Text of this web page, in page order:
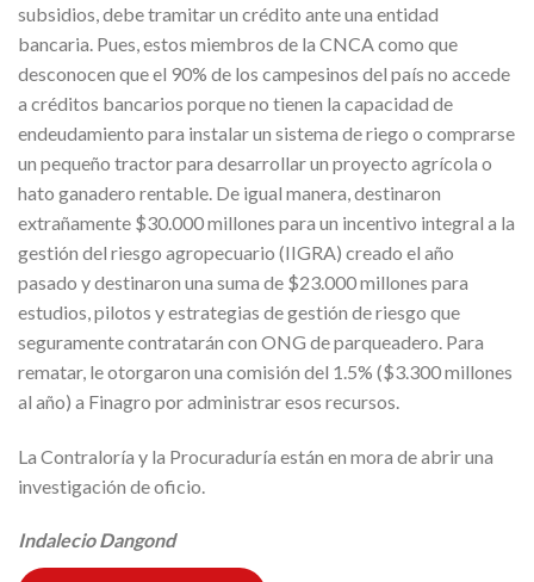
subsidios, debe tramitar un crédito ante una entidad
bancaria. Pues, estos miembros de la CNCA como que
desconocen que el 90% de los campesinos del país no accede
a créditos bancarios porque no tienen la capacidad de
endeudamiento para instalar un sistema de riego o comprarse
un pequeño tractor para desarrollar un proyecto agrícola o
hato ganadero rentable. De igual manera, destinaron
extrañamente $30.000 millones para un incentivo integral a la
gestión del riesgo agropecuario (IIGRA) creado el año
pasado y destinaron una suma de $23.000 millones para
estudios, pilotos y estrategias de gestión de riesgo que
seguramente contratarán con ONG de parqueadero. Para
rematar, le otorgaron una comisión del 1.5% ($3.300 millones
al año) a Finagro por administrar esos recursos.
La Contraloría y la Procuraduría están en mora de abrir una
investigación de oficio.
Indalecio Dangond